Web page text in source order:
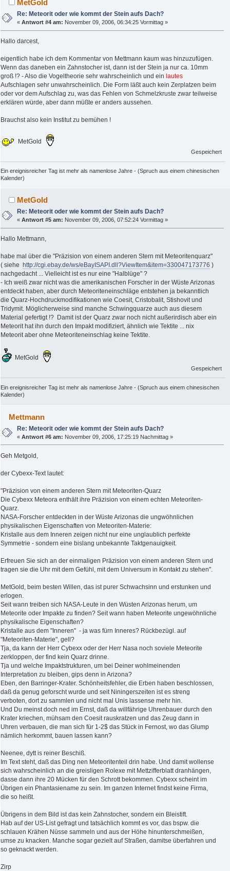
MetGold
Re: Meteorit oder wie kommt der Stein aufs Dach?
«Antwort #4 am: November 09, 2006, 06:34:25 Vormittag »
Hallo darcest,
eigentlich habe ich dem Kommentar von Mettmann kaum was hinzuzufügen.
Wenn das daneben ein Zahnstocher ist, dann ist der Stein ja nur ca. 10mm
groß !? - Also die Vogeltheorie sehr wahrscheinlich und ein lautes
Aufschlagen sehr unwahrscheinlich. Die Form läßt auch kein Zerplatzen beim
oder vor dem Aufschlag zu, was das Fehlen von Schmelzkruste zwar teilweise
erklären würde, aber dann müßte er anders aussehen.
Brauchst also kein Institut zu bemühen !
MetGold
Gespeichert
Ein ereignisreicher Tag ist mehr als namenlose Jahre - (Spruch aus einem chinesischen
Kalender)
MetGold
Re: Meteorit oder wie kommt der Stein aufs Dach?
«Antwort #5 am: November 09, 2006, 07:52:24 Vormittag »
Hallo Mettmann,
habe mal über die "Präzision von einem anderen Stern mit Meteoritenquarz"
( siehe
http://cgi.ebay.de/ws/eBayISAPI.dll?ViewItem&item=330047173776 )
nachgedacht ... Vielleicht ist es nur eine "Halblüge" ?
- Ich weiß zwar nicht was die amerikanischen Forscher in der Wüste Arizonas
entdeckt haben, aber durch Meteoriteneinschläge entstehen ja bekanntlich
die Quarz-Hochdruckmodifikationen wie Coesit, Cristobalit, Stishovit und
Tridymit. Möglicherweise sind manche Schwingquarze auch aus diesem
Material gefertigt !? Damit ist der Quarz zwar noch nicht außerirdisch aber ein
Meteorit hat ihn durch den Impakt modifiziert, ähnlich wie Tektite ... nix
Meteorit aber ohne Meteoriteneinschlag keine Tektite.
MetGold
Gespeichert
Ein ereignisreicher Tag ist mehr als namenlose Jahre - (Spruch aus einem chinesischen
Kalender)
Mettmann
Re: Meteorit oder wie kommt der Stein aufs Dach?
«Antwort #6 am: November 09, 2006, 17:25:19 Nachmittag »
Geh Metgold,
der Cybexx-Text lautet:
"Präzision von einem anderen Stern mit Meteoriten-Quarz
Die Cybexx Meteora enthält ihre Präzision von einem echten Meteoriten-
Quarz.
NASA-Forscher entdeckten in der Wüste Arizonas die ungwöhnlichen
physikalischen Eigenschaften von Meteoriten-Materie:
Kristalle aus dem Inneren zeigen nicht nur eine unglaublich perfekte
Symmetrie - sondern eine bislang unbekannte Taktgenauigkeit.
Erfreuen Sie sich an der einmaligen Präzision von einem anderen Stern und
tragen sie die Uhr mit dem Gefühl, mit dem Universum in Kontakt zu stehen".
MetGold, beim besten Willen, das ist purer Schwachsinn und erstunken und
erlogen.
Seit wann treiben sich NASA-Leute in den Wüsten Arizonas herum, um
Meteorite oder Impakte zu finden? Seit wann haben Meteorite ungewöhnliche
physikalische Eigenschaften?
Kristalle aus dem "Inneren" - ja was fürn Inneres? Rückbezügl. auf
"Meteoriten-Materie", gell?
Tja, da kann der Herr Cybexx oder der Herr Nasa noch soviele Meteorite
zerkloppen, der find kein Quarz drinne.
Tja und welche Impaktstrukturen, um bei Deiner wohlmeinenden
Interpretation zu bleiben, gips denn in Arizona?
Eben, den Barringer-Krater. Schönheitsfehler, die Erben haben beschlossen,
daß da genug geforscht wurde und seit Niningerszeiten ist es streng
verboten, dort zu sammlen und nicht mal Unis lassense mehr hin.
Und Du meinst doch ned im Ernst, daß da willfährige Uhrenbauer durch den
Krater kriechen, mühsam den Coesit rauskratzen und das Zeug dann in
Uhren verbauen, die man sich für 1-2$ das Stück in Fernost, wo das Glump
nämlich herkommt, bauen lassen kann?
Neenee, dytt is reiner Beschiß.
Im Text steht, daß das Ding nen Meteoritenteil drin habe. Und damit wollense
sich wahrscheinlich an die greisligen Rolexe mit Mettzifferblatt dranhängen,
dasse dann ihre 20 Mücken für den Schrott bekommen. Cybexx scheint im
Übrigen ein Phantasiename zu sein. Im ganzen Internet findst keine Firma,
die so heißt.
Übrigens in dem Bild ist das kein Zahnstocher, sondern ein Bleistift.
Hab auf der US-List gefragt und tatsächlich kommt es vor, das bspw. die
schlauen Krähen Nüsse sammeln und aus der Höhe hinunterschmeißen,
umse zu knacken. Manche sogar gezielt auf Straßen, damitse überfahren und
so geknackt werden.
Zirp